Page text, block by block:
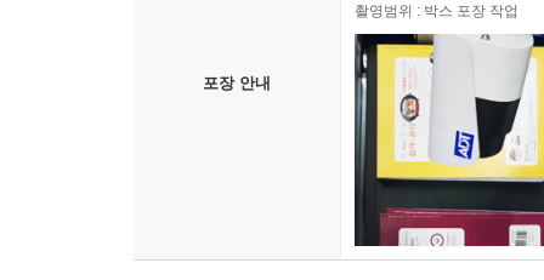
포장 안내
촬영범위 : 박스 포장 작업